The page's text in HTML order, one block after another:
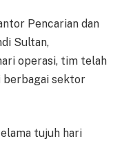
Pencarian dan
Sultan,
operasi, tim telah
berbagai sektor
tujuh hari